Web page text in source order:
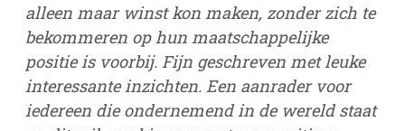
alleen maar winst kon maken, zonder zich te
bekommeren op hun maatschappelijke
positie is voorbij. Fijn geschreven met leuke
interessante inzichten. Een aanrader voor
iedereen die ondernemend in de wereld staat